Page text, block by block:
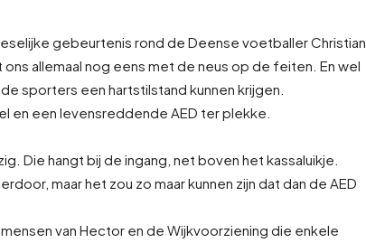
gebeurtenis rond de Deense voetballer Christian
ons allemaal nog eens met de neus op de feiten. En wel
sporters een hartstilstand kunnen krijgen.
en een levensreddende AED ter plekke.
Die hangt bij de ingang, net boven het kassaluikje.
maar het zou zo maar kunnen zijn dat dan de AED
van Hector en de Wijkvoorziening die enkele